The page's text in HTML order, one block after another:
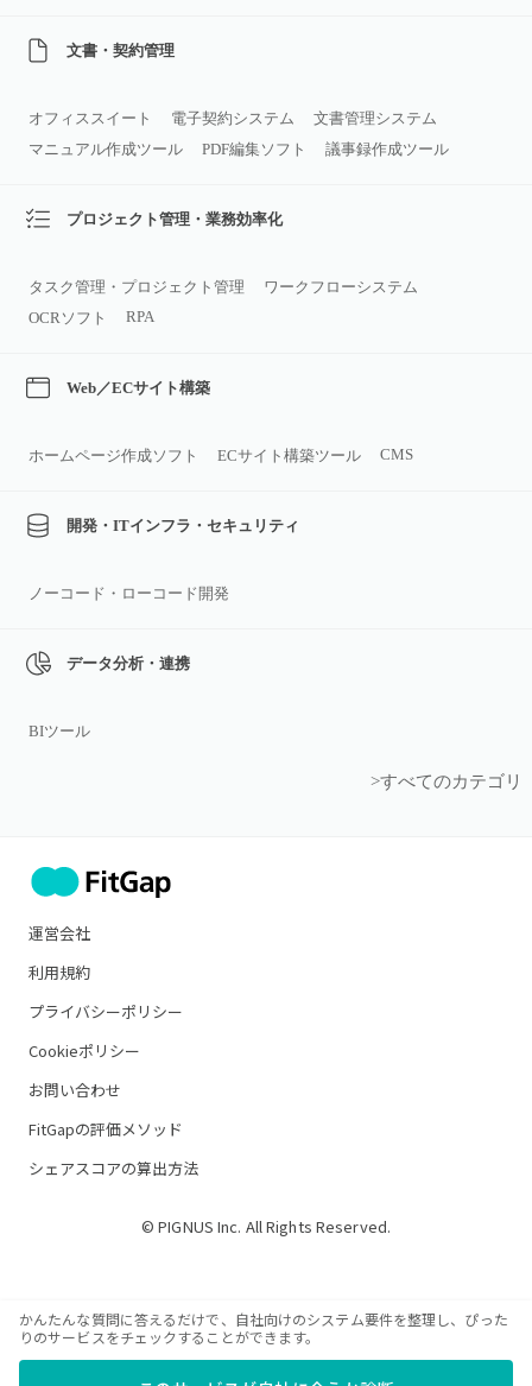
文書・契約管理
オフィススイート 電子契約システム
文書管理システム
マニュアル作成ツール
PDF編集ソフト 議事録作成ツール
プロジェクト管理・業務効率化
タスク管理・プロジェクト管理
ワークフローシステム
OCRソフト
RPA
Web／ECサイト構築
ホームページ作成ソフト ECサイト構築ツール CMS
開発・ITインフラ・セキュリティ
ノーコード・ローコード開発
データ分析・連携
BIツール
>すべてのカテゴリ
運営会社
利用規約
プライバシーポリシー
Cookieポリシー
お問い合わせ
FitGapの評価メソッド
シェアスコアの算出方法
© PIGNUS Inc. All Rights Reserved.
かんたんな質問に答えるだけで、自社向けのシステム要件を整理し、ぴった
りのサービスをチェックすることができます。